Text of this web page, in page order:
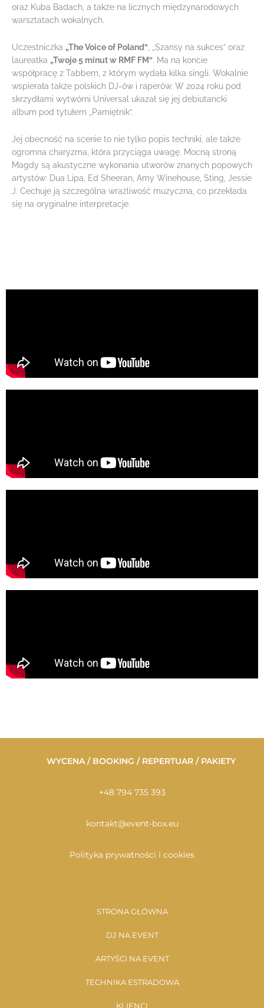
oraz Kuba Badach, a także na licznych międzynarodowych
warsztatach wokalnych.
Uczestniczka „The Voice of Poland”, „Szansy na sukces” oraz
laureatka „Twoje 5 minut w RMF FM”. Ma na koncie
współpracę z Tabbem, z którym wydała kilka singli. Wokalnie
wspierała także polskich DJ-ów i raperów. W 2024 roku pod
skrzydłami wytwórni Universal ukazał się jej debiutancki
album pod tytułem „Pamiętnik”.
Jej obecność na scenie to nie tylko popis techniki, ale także
ogromna charyzma, która przyciąga uwagę. Mocną stroną
Magdy są akustyczne wykonania utworów znanych popowych
artystów: Dua Lipa, Ed Sheeran, Amy Winehouse, Sting, Jessie
J. Cechuje ją szczególna wrażliwość muzyczna, co przekłada
się na oryginalne interpretacje.
WYCENA / BOOKING / REPERTUAR / PAKIETY
+48 794 735 393
kontakt@event-box.eu
Polityka prywatności i cookies
STRONA GŁÓWNA
DJ NA EVENT
ARTYŚCI NA EVENT
TECHNIKA ESTRADOWA
KLIENCI